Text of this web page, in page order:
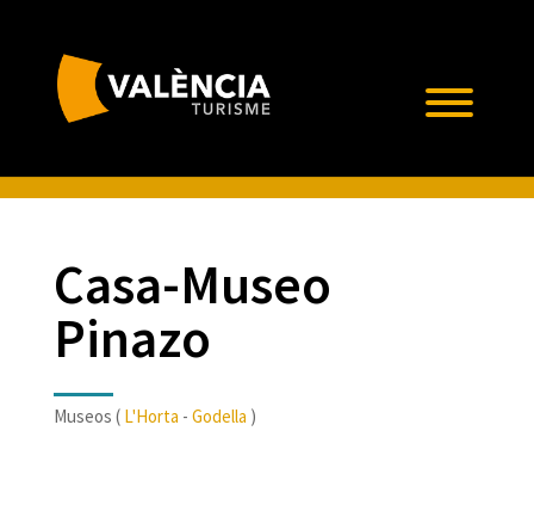
Casa-Museo
Pinazo
Museos ( L'Horta - Godella )